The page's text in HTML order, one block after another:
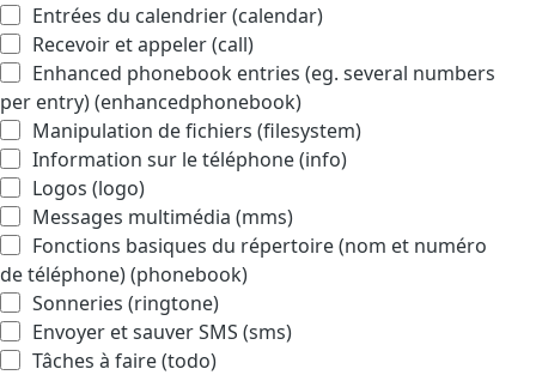
Entrées du calendrier (calendar)
Recevoir et appeler (call)
Enhanced phonebook entries (eg. several numbers
per entry) (enhancedphonebook)
Manipulation de fichiers (filesystem)
Information sur le téléphone (info)
Logos (logo)
Messages multimédia (mms)
Fonctions basiques du répertoire (nom et numéro
de téléphone) (phonebook)
Sonneries (ringtone)
Envoyer et sauver SMS (sms)
Tâches à faire (todo)